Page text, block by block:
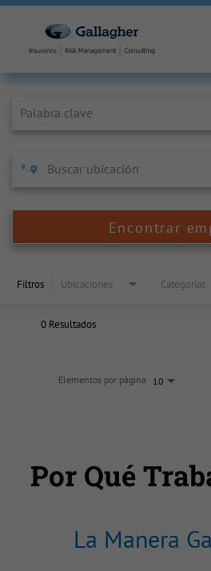
Encontrar
Filtros Ubicaciones Categorías
0 Resultados
Elementos por página 10
Por Qué
La Manera